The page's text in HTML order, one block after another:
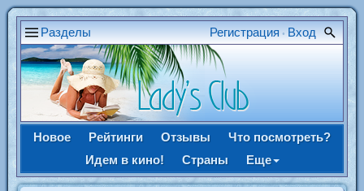
Разделы Регистрация • Вход
Новое Рейтинги Отзывы
Что посмотреть?
Идем в кино!
Страны Еще